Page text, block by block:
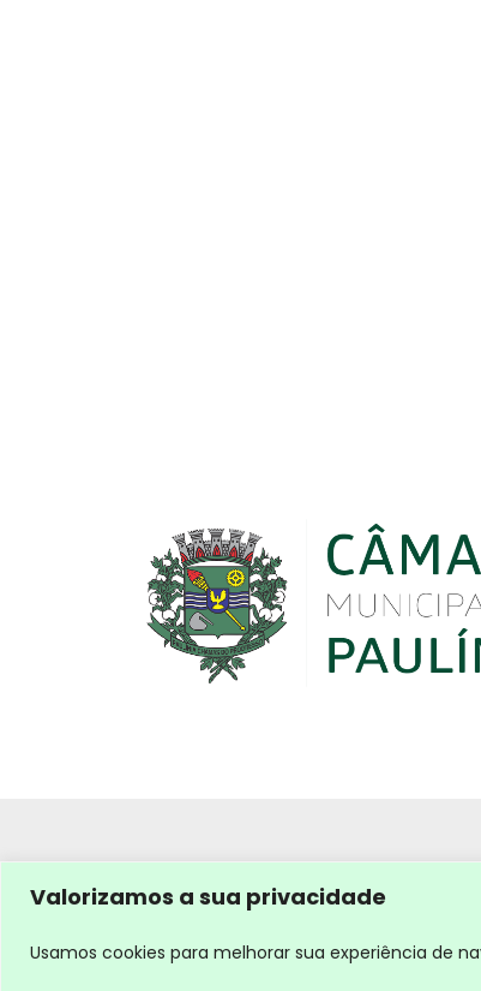
Valorizamos a sua privacidade
Usamos cookies para melhorar sua experiência de